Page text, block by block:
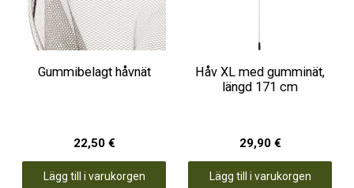
Gummibelagt håvnät
22,50 €
Lägg till i varukorgen
Håv XL med gumminät,
längd 171 cm
29,90 €
Lägg till i varukorgen